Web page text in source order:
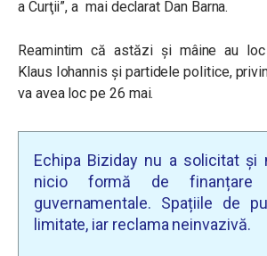
a Curţii”, a mai declarat Dan Barna.
Reamintim că astăzi și mâine au
Klaus Iohannis și partidele politice,
va avea loc pe 26 mai.
Echipa Biziday nu a solicitat și
nicio formă de finanțare
guvernamentale. Spațiile de
limitate, iar reclama neinvazivă.